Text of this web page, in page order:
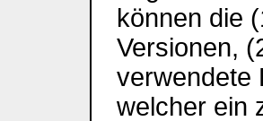
können die
Versionen,
verwendete
welcher ein